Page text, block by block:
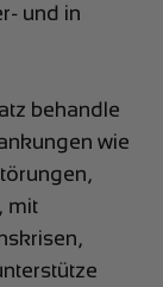
und in
behandle
wie
mit